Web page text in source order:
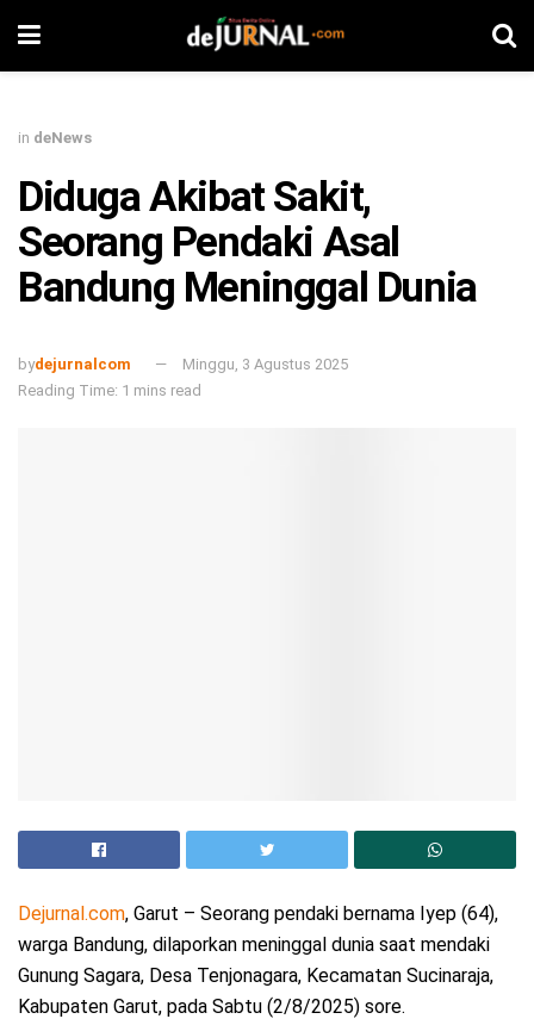
in deNews
Diduga Akibat Sakit,
Seorang Pendaki Asal
Bandung Meninggal Dunia
bydejurnalcom
Minggu, 3 Agustus 2025
Reading Time: 1 mins read
Dejurnal.com, Garut – Seorang pendaki bernama Iyep (64),
warga Bandung, dilaporkan meninggal dunia saat mendaki
Gunung Sagara, Desa Tenjonagara, Kecamatan Sucinaraja,
Kabupaten Garut, pada Sabtu (2/8/2025) sore.